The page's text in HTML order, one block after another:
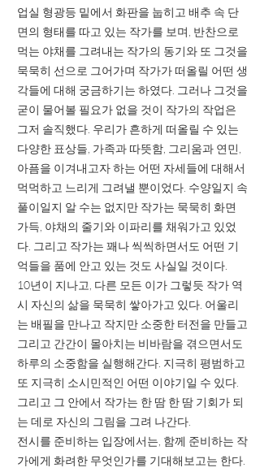
업실 형광등 밑에서 화판을 눕히고 배추 속 단
면의 형태를 따고 있는 작가를 보며, 반찬으로
먹는 야채를 그려내는 작가의 동기와 또 그것을
묵묵히 선으로 그어가며 작가가 떠올릴 어떤 생
각들에 대해 궁금하기는 하였다. 그러나 그것을
굳이 물어볼 필요가 없을 것이 작가의 작업은
그저 솔직했다. 우리가 흔하게 떠올릴 수 있는
다양한 표상들, 가족과 따뜻함, 그리움과 연민,
아픔을 이겨내고자 하는 어떤 자세들에 대해서
먹먹하고 느리게 그려낼 뿐이었다. 수양일지 속
풀이일지 알 수는 없지만 작가는 묵묵히 화면
가득, 야채의 줄기와 이파리를 채워가고 있었
다. 그리고 작가는 꽤나 씩씩하면서도 어떤 기
억들을 품에 안고 있는 것도 사실일 것이다.
10년이 지나고, 다른 모든 이가 그렇듯 작가 역
시 자신의 삶을 묵묵히 쌓아가고 있다. 어울리
는 배필을 만나고 작지만 소중한 터전을 만들고
그리고 간간이 몰아치는 비바람을 겪으면서도
하루의 소중함을 실행해간다. 지극히 평범하고
또 지극히 소시민적인 어떤 이야기일 수 있다.
그리고 그 안에서 작가는 한 땀 한 땀 기회가 되
는 데로 자신의 그림을 그려 나간다.
전시를 준비하는 입장에서는, 함께 준비하는 작
가에게 화려한 무엇인가를 기대해보고는 한다.